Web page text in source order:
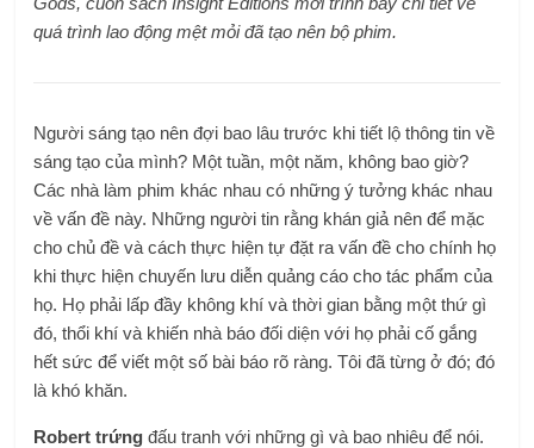
quá trình lao động mệt mỏi đã tạo nên bộ phim.
Người sáng tạo nên đợi bao lâu trước khi tiết lộ thông tin về
sáng tạo của mình? Một tuần, một năm, không bao giờ?
Các nhà làm phim khác nhau có những ý tưởng khác nhau
về vấn đề này. Những người tin rằng khán giả nên để mặc
cho chủ đề và cách thực hiện tự đặt ra vấn đề cho chính họ
khi thực hiện chuyến lưu diễn quảng cáo cho tác phẩm của
họ. Họ phải lấp đầy không khí và thời gian bằng một thứ gì
đó, thổi khí và khiến nhà báo đối diện với họ phải cố gắng
hết sức để viết một số bài báo rõ ràng. Tôi đã từng ở đó; đó
là khó khăn.
Robert trứng đấu tranh với những gì và bao nhiêu để nói.